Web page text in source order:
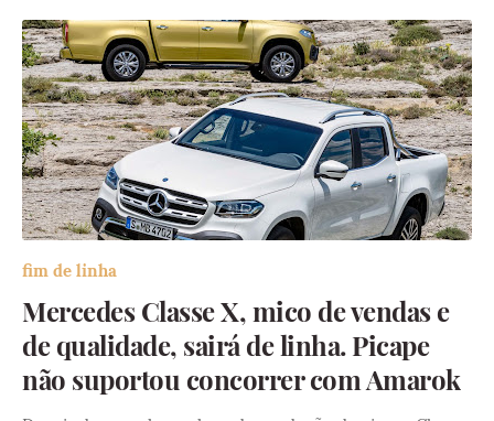
fim de linha
Mercedes Classe X, mico de vendas e
de qualidade, sairá de linha. Picape
não suportou concorrer com Amarok